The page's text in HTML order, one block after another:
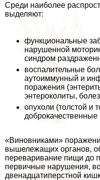
Среди наиболее
выделяют:
функциональные
нарушенной
синдром
воспалительные
аутоиммунный и
поражения
энтероколиты,
опухоли (толстой и
доброкачественные
«Виновниками»
вышележащих органов,
переваривание пищи до
первичные нарушения,
двенадцатиперстной